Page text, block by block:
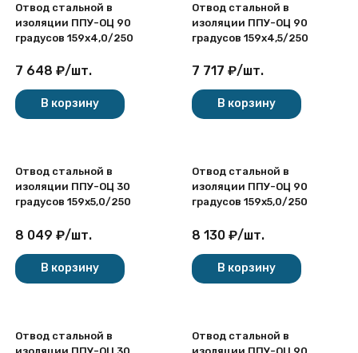
Отвод стальной в
изоляции ППУ-ОЦ 90
градусов 159х4,0/250
7 648 ₽/шт.
В корзину
Отвод стальной в
изоляции ППУ-ОЦ 90
градусов 159х4,5/250
7 717 ₽/шт.
В корзину
Отвод стальной в
изоляции ППУ-ОЦ 30
градусов 159х5,0/250
8 049 ₽/шт.
В корзину
Отвод стальной в
изоляции ППУ-ОЦ 90
градусов 159х5,0/250
8 130 ₽/шт.
В корзину
Отвод стальной в
изоляции ППУ-ОЦ 30
Отвод стальной в
изоляции ППУ-ОЦ 90